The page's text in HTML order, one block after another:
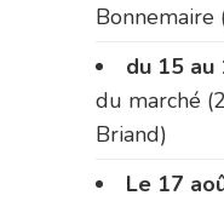
Bonnemaire
du 15 au
du marché
Briand)
Le 17